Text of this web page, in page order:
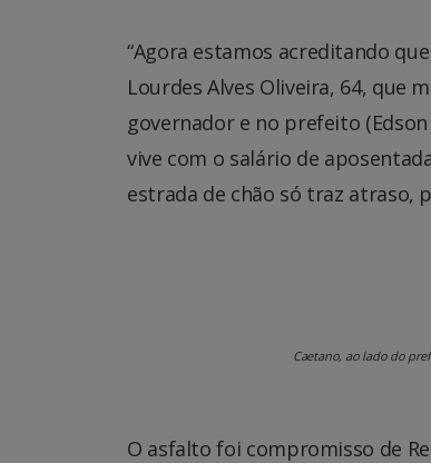
“Agora estamos acreditando
Lourdes Alves Oliveira, 64, que
governador e no prefeito (Edson
vive com o salário de
estrada de chão só traz atraso,
Caetano, ao lado do
O asfalto foi compromisso de